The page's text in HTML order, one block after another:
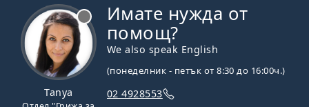
Tanya
Имате нужда от
помощ?
We also speak English
(понеделник - петък от 8:30 до 16:00ч.)
02 4928553